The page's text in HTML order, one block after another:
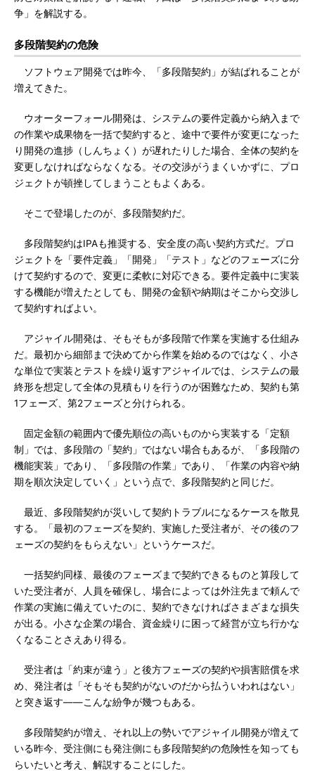
争」を解説する。
多段階契約の危険
ソフトウェア開発では昨今、「多段階契約」が結ばれることが
増えてきた。
ウオーターフォール開発は、システムの要件定義から納入まで
の作業や成果物を一括で契約すると、途中で要件が変更になった
り開発の進捗（しんちょく）が遅れたりした場合、全体の契約を
変更しなければならなくなる。その交渉がうまくいかずに、プロ
ジェクトが頓挫してしまうこともよくある。
そこで登場したのが、多段階契約だ。
多段階契約はIPAも推奨する、安全度の高い契約方式だ。プロ
ジェクトを「要件定義」「開発」「テスト」などのフェーズに分
けて契約するので、変更に柔軟に対応できる。要件定義中に実装
する機能が増えたとしても、開発の金額や納期はそこから交渉し
て契約すればよい。
アジャイル開発は、そもそもが多段階で作業を実施する仕組み
だ。最初から細部まで決めてから作業を始めるのではなく、小さ
な単位で実装とテストを繰り返すアジャイルでは、システムの最
終形を想定して全体の見積もりを行うのが困難なため、契約も第
1フェーズ、第2フェーズと分けられる。
固定金額の範囲内で優先順位の高いものから実装する「定額
制」では、多段階の「契約」ではない場合もあるが、「多段階の
機能実装」であり、「多段階の作業」であり、「作業の内容や納
期を順次決定していく」という点で、多段階契約と同じだ。
最近、多段階契約が災いして契約トラブルになるケースを散見
する。「最初のフェーズを契約、実施した受注者が、その後のフ
ェーズの契約をもらえない」というケースだ。
一括契約同様、最後のフェーズまで契約できるものと算段して
いた受注者が、人員を確保し、場合によっては外注先まで頼んで
作業の実施に備えていたのに、契約できなければさまざまな損失
が出る。小さな企業の場合、資金繰りに困って経営が立ち行かな
くなることさえあり得る。
受注者は「約束が違う」と後方フェーズの契約や損害賠償を求
め、発注者は「そもそも契約がないのだから払ういわれはない」
と突き返す――こんな紛争が幾つもある。
多段階契約が増え、それ以上の勢いでアジャイル開発が増えて
いる昨今、受注側にも発注側にも多段階契約の危険性を知っても
らいたいと考え、解説することにした。